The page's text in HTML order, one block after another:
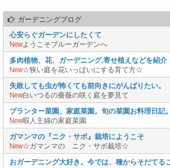
ガーデニングブログ
心安らぐガーデンにしたくて
Newようこそブルーガーデンへ
多肉植物、花、ガーデニング,寄せ植えなどを紹介
New☆狭い庭を花いっぱいにする育て方☆
失敗しても虫が怖くても前向きにがんばりたい。
New白いつるの薔薇の咲く庭を夢見て
プランター菜園、家庭菜園。旬の菜園お料理日記。
New暇人主婦の家庭菜園
ガマンマの『ニク・サボ』栽培にようこそ
New☆ガマンマの ニク・サボ栽培☆
おガーデニング大好き。今では、種からそだてる